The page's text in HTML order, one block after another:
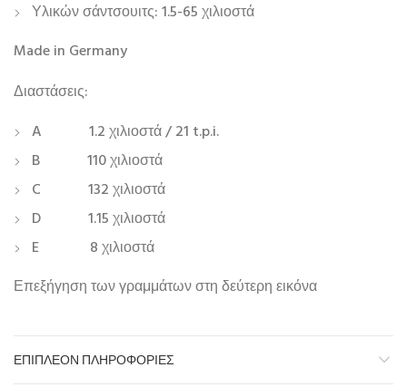
Υλικών σάντσουιτς: 1.5-65 χιλιοστά
Made in Germany
Διαστάσεις:
A 1.2 χιλιοστά / 21 t.p.i.
B 110 χιλιοστά
C 132 χιλιοστά
D 1.15 χιλιοστά
E 8 χιλιοστά
Επεξήγηση των γραμμάτων στη δεύτερη εικόνα
ΕΠΙΠΛΈΟΝ ΠΛΗΡΟΦΟΡΊΕΣ